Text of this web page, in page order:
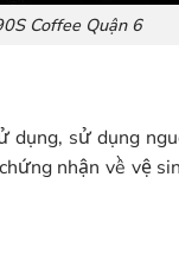
Coffee Quận 6
dụng, sử dụng
nhận về vệ